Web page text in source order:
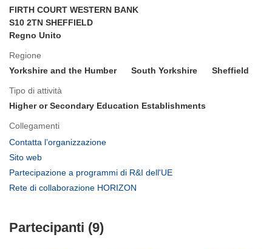
FIRTH COURT WESTERN BANK
S10 2TN SHEFFIELD
Regno Unito
Regione
Yorkshire and the Humber
South Yorkshire Sheffield
Tipo di attività
Higher or Secondary Education Establishments
Collegamenti
Contatta l’organizzazione
nuova
Sito web
apre
finestra)
Partecipazione a programmi di R&I dell'UE
Rete di collaborazione HORIZON
Partecipanti (9)